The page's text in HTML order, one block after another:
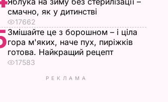
смачно, як у дитинстві
17662
Змішайте це з борошном – і ціла
гора м'яких, наче пух, пиріжків
готова. Найкращий рецепт
17583
РЕКЛАМА